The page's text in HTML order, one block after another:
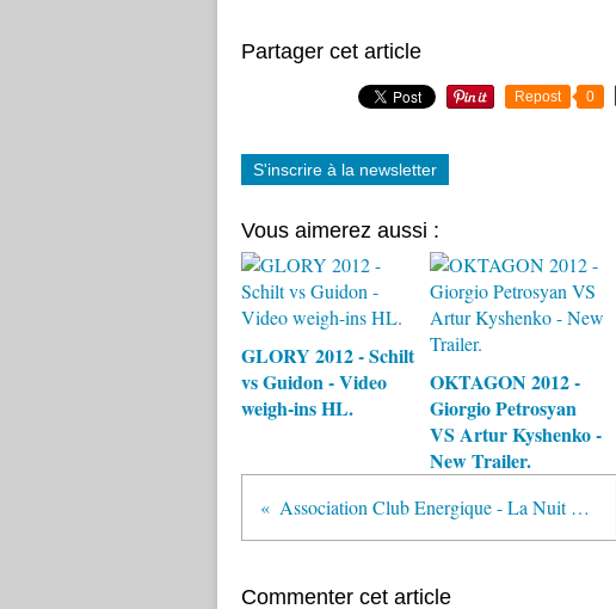
Partager cet article
Repost 0
S'inscrire à la newsletter
Vous aimerez aussi :
GLORY 2012 - Schilt
vs Guidon - Video
weigh-ins HL.
OKTAGON 2012 -
Giorgio Petrosyan
VS Artur Kyshenko -
New Trailer.
Association Club Energique - La Nuit Des Champions - Sidi Moumen.
Commenter cet article